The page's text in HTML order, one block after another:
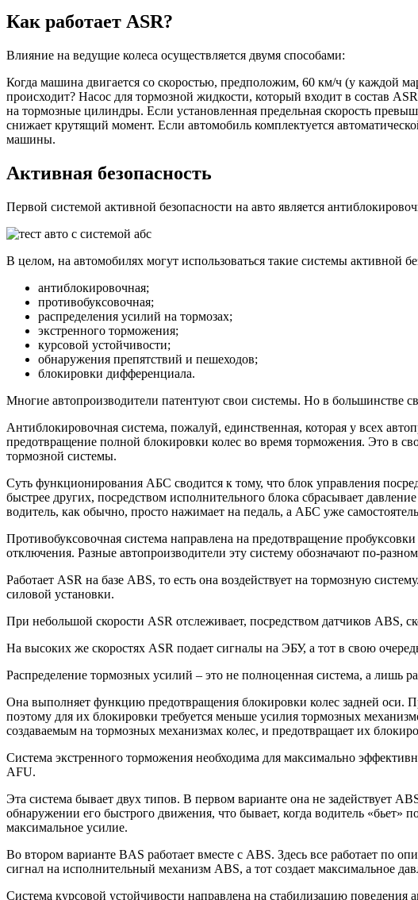
Как работает ASR?
Влияние на ведущие колеса осуществляется двумя способами:
Когда машина двигается со скоростью, предположим, 60 км/ч (у каждой
происходит? Насос для тормозной жидкости, который входит в состав
на тормозные цилиндры. Если установленная предельная скорость
снижает крутящий момент. Если автомобиль комплектуется
машины.
Активная безопасность
Первой системой активной безопасности на авто является
В целом, на автомобилях могут использоваться такие системы активной
антиблокировочная;
противобуксовочная;
распределения усилий на тормозах;
экстренного торможения;
курсовой устойчивости;
обнаружения препятствий и пешеходов;
блокировки дифференциала.
Многие автопроизводители патентуют свои системы. Но в большинстве
Антиблокировочная система, пожалуй, единственная, которая у всех
предотвращение полной блокировки колес во время торможения. Это в
тормозной системы.
Суть функционирования АБС сводится к тому, что блок управления
быстрее других, посредством исполнительного блока сбрасывает
водитель, как обычно, просто нажимает на педаль, а АБС уже
Противобуксовочная система направлена на предотвращение
отключения. Разные автопроизводители эту систему обозначают по-
Работает ASR на базе ABS, то есть она воздействует на тормозную
силовой установки.
При небольшой скорости ASR отслеживает, посредством датчиков ABS,
На высоких же скоростях ASR подает сигналы на ЭБУ, а тот в свою
Распределение тормозных усилий – это не полноценная система, а
Она выполняет функцию предотвращения блокировки колес задней оси.
поэтому для их блокировки требуется меньше усилия тормозных
создаваемым на тормозных механизмах колес, и предотвращает их
Система экстренного торможения необходима для максимально
AFU.
Эта система бывает двух типов. В первом варианте она не задействует
обнаружении его быстрого движения, что бывает, когда водитель «бьет»
максимальное усилие.
Во втором варианте BAS работает вместе с ABS. Здесь все работает по
сигнал на исполнительный механизм ABS, а тот создает максимальное
Система курсовой устойчивости направлена на стабилизацию